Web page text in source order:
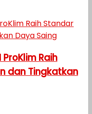
ProKlim Raih
dan Tingkatkan